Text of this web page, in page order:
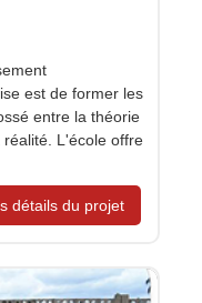
est de former les
entre la théorie
L'école offre
détails du projet